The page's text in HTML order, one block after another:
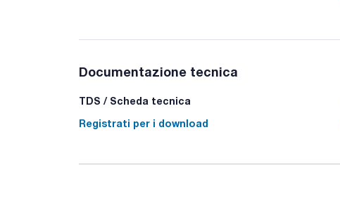
Documentazione tecnica
TDS / Scheda tecnica
Registrati per i download